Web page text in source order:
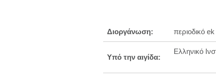
Διοργάνωση: περιοδικό ek
Υπό την αιγίδα:
Ελληνικό